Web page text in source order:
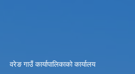
वरेङ गाउँ कार्यापालिकाको कार्यालय